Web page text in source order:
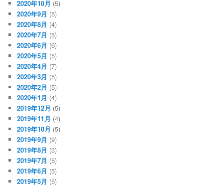
2020年10月 (5)
2020年9月 (5)
2020年8月 (4)
2020年7月 (5)
2020年6月 (6)
2020年5月 (5)
2020年4月 (7)
2020年3月 (5)
2020年2月 (5)
2020年1月 (4)
2019年12月 (5)
2019年11月 (4)
2019年10月 (5)
2019年9月 (9)
2019年8月 (3)
2019年7月 (5)
2019年6月 (5)
2019年5月 (5)